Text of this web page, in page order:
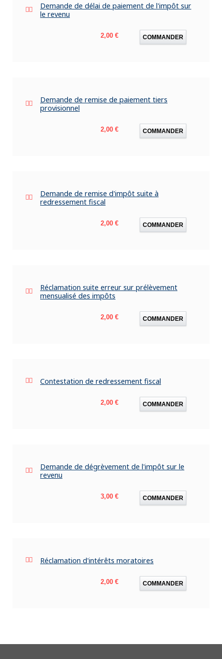
Demande de délai de paiement de l'impôt sur
le revenu
Prix
2,00 € COMMANDER
Demande de remise de paiement tiers
provisionnel
Prix
2,00 € COMMANDER
Demande de remise d'impôt suite à
redressement fiscal
Prix
2,00 € COMMANDER
Réclamation suite erreur sur prélèvement
mensualisé des impôts
Prix
2,00 € COMMANDER
Contestation de redressement fiscal
Prix
2,00 € COMMANDER
Demande de dégrèvement de l'impôt sur le
revenu
Prix
3,00 € COMMANDER
Réclamation d'intérêts moratoires
Prix
2,00 € COMMANDER